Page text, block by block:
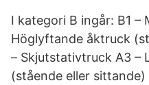
I kategori B ingår: B1
Höglyftande åktruck
– Skjutstativtruck A3 –
(stående eller